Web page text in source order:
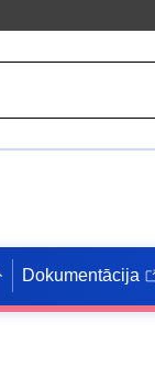
Dokumentācija